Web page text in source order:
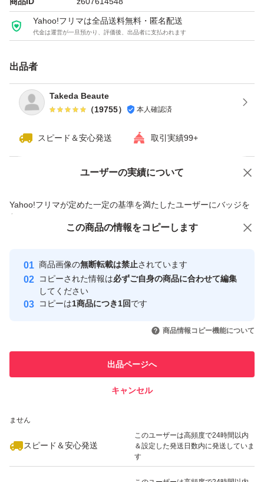
Yahoo!フリマは全品送料無料・匿名配送
代金は運営が一旦預かり、評価後、出品者に支払われます
出品者
Takeda Beaute
（19755） 本人確認済
スピード＆安心発送 取引実績99+
ユーザーの実績について
Yahoo!フリマが定めた一定の基準を満たしたユーザーにバッジを
付与しています
安心取引出品者
心・安全なユーザーです
取引実績
引を完了させた実績があります
での取引実績があります
ません
スピード＆安心発送
このユーザーは高頻度で24時間以内
＆設定した発送日数内に発送していま
す
価格の相談 商品への質問
この商品の情報をコピーします
商品画像の無断転載は禁止されています
コピーされた情報は必ずご自身の商品に合わせて編集
してください
コピーは1商品につき1回です
商品情報コピー機能について
出品ページへ
キャンセル
この商品をみている人にオススメ